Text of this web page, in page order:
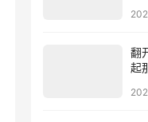
翻
起